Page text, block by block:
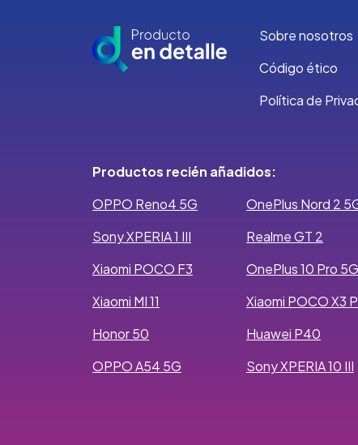
Sobre nosotros
Código ético
Política de
Productos recién añadidos:
OPPO Reno4 5G
Sony XPERIA 1 III
Xiaomi POCO F3
Xiaomi MI 11
Honor 50
OPPO A54 5G
OnePlus Nord 2
Realme GT 2
OnePlus 10 Pro 5G
Xiaomi POCO X3
Huawei P40
Sony XPERIA 10 III